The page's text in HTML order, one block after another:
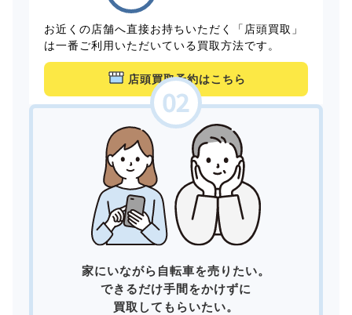
お近くの店舗へ直接お持ちいただく「店頭買取」
は一番ご利用いただいている買取方法です。
店頭買取予約はこちら
家にいながら自転車を売りたい。
できるだけ手間をかけずに
買取してもらいたい。